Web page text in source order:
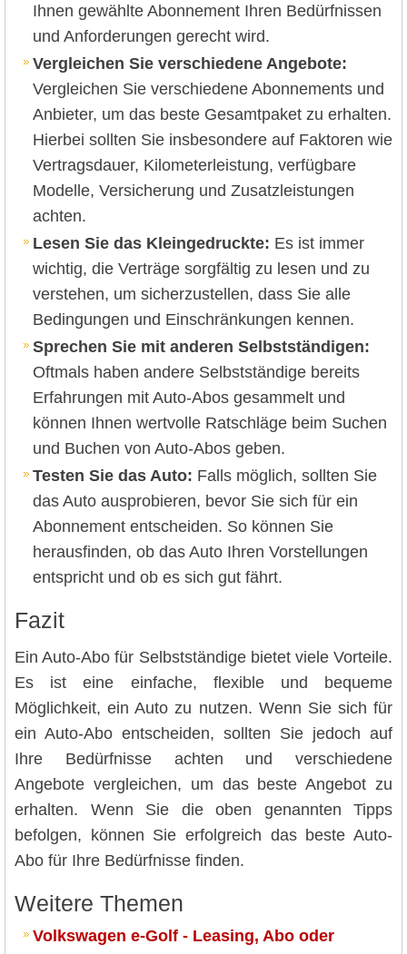
Ihnen gewählte Abonnement Ihren Bedürfnissen
und Anforderungen gerecht wird.
Vergleichen Sie verschiedene Angebote:
Vergleichen Sie verschiedene Abonnements und
Anbieter, um das beste Gesamtpaket zu erhalten.
Hierbei sollten Sie insbesondere auf Faktoren wie
Vertragsdauer, Kilometerleistung, verfügbare
Modelle, Versicherung und Zusatzleistungen
achten.
Lesen Sie das Kleingedruckte: Es ist immer
wichtig, die Verträge sorgfältig zu lesen und zu
verstehen, um sicherzustellen, dass Sie alle
Bedingungen und Einschränkungen kennen.
Sprechen Sie mit anderen Selbstständigen:
Oftmals haben andere Selbstständige bereits
Erfahrungen mit Auto-Abos gesammelt und
können Ihnen wertvolle Ratschläge beim Suchen
und Buchen von Auto-Abos geben.
Testen Sie das Auto: Falls möglich, sollten Sie
das Auto ausprobieren, bevor Sie sich für ein
Abonnement entscheiden. So können Sie
herausfinden, ob das Auto Ihren Vorstellungen
entspricht und ob es sich gut fährt.
Fazit
Ein Auto-Abo für Selbstständige bietet viele Vorteile.
Es ist eine einfache, flexible und bequeme
Möglichkeit, ein Auto zu nutzen. Wenn Sie sich für
ein Auto-Abo entscheiden, sollten Sie jedoch auf
Ihre Bedürfnisse achten und verschiedene
Angebote vergleichen, um das beste Angebot zu
erhalten. Wenn Sie die oben genannten Tipps
befolgen, können Sie erfolgreich das beste Auto-
Abo für Ihre Bedürfnisse finden.
Weitere Themen
Volkswagen e-Golf - Leasing, Abo oder